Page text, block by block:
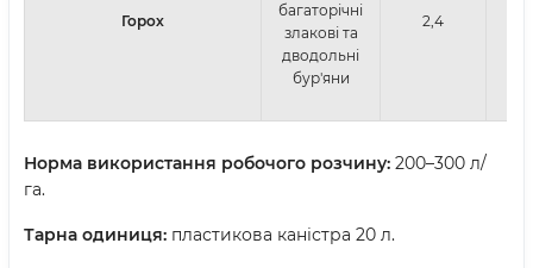
Горох
багаторічні
злакові та
дводольні
бур'яни
2,4
Норма використання робочого розчину: 200–300 л/
га.
Тарна одиниця: пластикова каністра 20 л.